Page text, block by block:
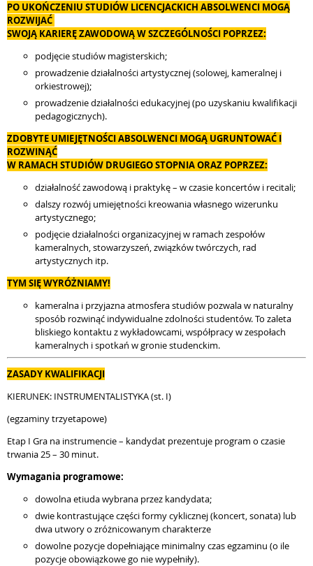
PO UKOŃCZENIU STUDIÓW LICENCJACKICH ABSOLWENCI MOGĄ
ROZWIJAĆ
SWOJĄ KARIERĘ ZAWODOWĄ W SZCZEGÓLNOŚCI POPRZEZ:
podjęcie studiów magisterskich;
prowadzenie działalności artystycznej (solowej, kameralnej i
orkiestrowej);
prowadzenie działalności edukacyjnej (po uzyskaniu kwalifikacji
pedagogicznych).
ZDOBYTE UMIEJĘTNOŚCI ABSOLWENCI MOGĄ UGRUNTOWAĆ I
ROZWINĄĆ
W RAMACH STUDIÓW DRUGIEGO STOPNIA ORAZ POPRZEZ:
działalność zawodową i praktykę – w czasie koncertów i recitali;
dalszy rozwój umiejętności kreowania własnego wizerunku
artystycznego;
podjęcie działalności organizacyjnej w ramach zespołów
kameralnych, stowarzyszeń, związków twórczych, rad
artystycznych itp.
TYM SIĘ WYRÓŻNIAMY!
kameralna i przyjazna atmosfera studiów pozwala w naturalny
sposób rozwinąć indywidualne zdolności studentów. To zaleta
bliskiego kontaktu z wykładowcami, współpracy w zespołach
kameralnych i spotkań w gronie studenckim.
ZASADY KWALIFIKACJI
KIERUNEK: INSTRUMENTALISTYKA (st. I)
(egzaminy trzyetapowe)
Etap I Gra na instrumencie – kandydat prezentuje program o czasie
trwania 25 – 30 minut.
Wymagania programowe:
dowolna etiuda wybrana przez kandydata;
dwie kontrastujące części formy cyklicznej (koncert, sonata) lub
dwa utwory o zróżnicowanym charakterze
dowolne pozycje dopełniające minimalny czas egzaminu (o ile
pozycje obowiązkowe go nie wypełniły).